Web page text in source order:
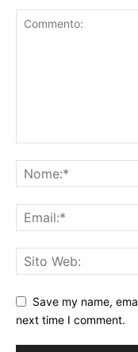
Save my name,
next time I comment.